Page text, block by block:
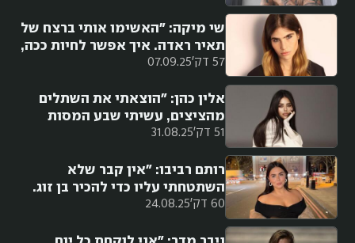
57 דק' 07.09.25
שי מיקה: "האשימו אותי ברצח של
תאיר ראדה. איך אפשר לחיות ככה,
מה אני סדרה בנטפליקס? אתם
51 דק' 31.08.25
אלין כהן: "הוצאתי את השתלים
מהציצים, עשיתי שבע המסות
בשפתיים. הרגשתי שאני צריכה
60 דק' 24.08.25
רותם רביבו: "אין קבר שלא
השתטחתי עליו כדי להכיר בן זוג.
הלכתי לעמוקה, אמרו 'שבעה
שמרתי שבתות"